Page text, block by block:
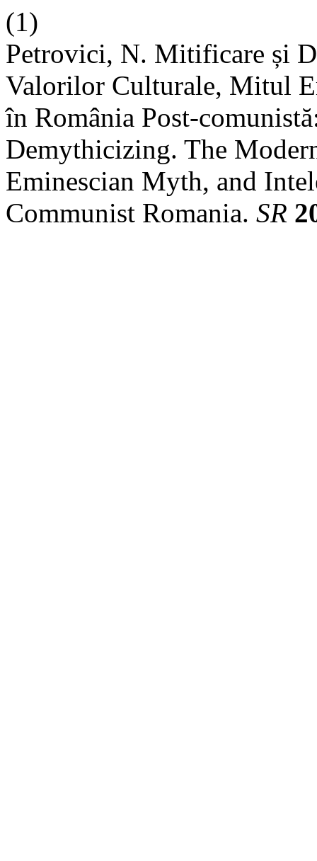
(1)
Petrovici, N. Mitificare și
Valorilor Culturale, Mitul
în România Post-
Demythicizing. The
Eminescian Myth, and
Communist Romania. SR